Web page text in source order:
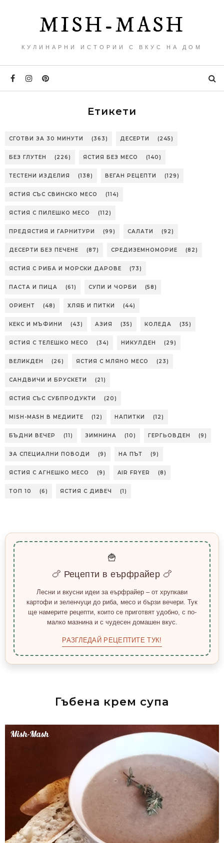
MISH-MASH
КУЛИНАРНИ ИСТОРИИ С ВКУС НА ДОМ
Етикети
СГОТВИ ЗА 30 МИНУТИ (363) ДЕСЕРТИ (245)
БЕЗ ГЛУТЕН (226) ЯСТИЯ БЕЗ МЕСО (140)
ТЕСТЕНИ ИЗДЕЛИЯ (138) ВЕГАН РЕЦЕПТИ (129)
ЯСТИЯ СЪС СВИНСКО МЕСО (114)
ЯСТИЯ С ПИЛЕШКО МЕСО (112)
ПРЕДЯСТИЯ И ГАРНИТУРИ (99) САЛАТИ (92)
ДЕСЕРТИ БЕЗ ПЕЧЕНЕ (87) СРЕДИЗЕМНОМОРИЕ (82)
ЯСТИЯ С РИБА И МОРСКИ ДАРОВЕ (73)
ПАСТА И ПИЦА (61) СУПИ И ЧОРБИ (58)
ОРИЕНТ (48) ХЛЯБ И ПИТКИ (44)
КЕКС И МЪФИНИ (43) АЗИЯ (35) КОЛЕДА (35)
ЯСТИЯ С ТЕЛЕШКО МЕСО (34) НИКУЛДЕН (29)
ВЕЛИКДЕН (26) ЯСТИЯ С МЛЯНО МЕСО (23)
САНДВИЧИ И БРУСКЕТИ (21)
ЯСТИЯ СЪС СУБПРОДУКТИ (20)
MISH-MASH В МЕДИИТЕ (12) НАПИТКИ (12)
БЪДНИ ВЕЧЕР (11) ЗИМНИНА (10) ГЕРГЬОВДЕН (9)
ЗА СПЕЦИАЛНИ ПОВОДИ (9) НА ПЪТ (9)
ЯСТИЯ С АГНЕШКО МЕСО (9) AIR FRYER (8)
ТОП 10 (6) ЯСТИЯ С ДИВЕЧ (1)
🍟
🍗 Рецепти в еърфрайер 🍗
Лесни и вкусни идеи за еърфрайер – от хрупкави
картофи и зеленчуци до риба, месо и бързи вечери. Тук
ще намерите рецепти, които се приготвят удобно, с по-
малко мазнина и с чудесен домашен вкус.
РАЗГЛЕДАЙ РЕЦЕПТИТЕ ТУК!
Гъбена крем супа